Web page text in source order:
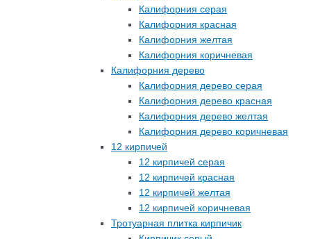
Калифорния серая
Калифорния красная
Калифорния желтая
Калифорния коричневая
Калифорния дерево
Калифорния дерево серая
Калифорния дерево красная
Калифорния дерево желтая
Калифорния дерево коричневая
12 кирпичей
12 кирпичей серая
12 кирпичей красная
12 кирпичей желтая
12 кирпичей коричневая
Тротуарная плитка кирпичик